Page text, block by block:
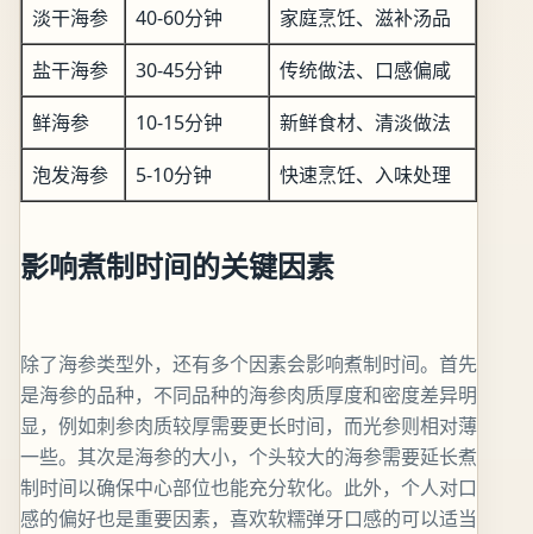
淡干海参
40-60分钟
家庭烹饪、滋补汤品
盐干海参
30-45分钟
传统做法、口感偏咸
鲜海参
10-15分钟
新鲜食材、清淡做法
泡发海参
5-10分钟 快速烹饪、入味处理
影响煮制时间的关键因素
除了海参类型外，还有多个因素会影响煮制时间。首先
是海参的品种，不同品种的海参肉质厚度和密度差异明
显，例如刺参肉质较厚需要更长时间，而光参则相对薄
一些。其次是海参的大小，个头较大的海参需要延长煮
制时间以确保中心部位也能充分软化。此外，个人对口
感的偏好也是重要因素，喜欢软糯弹牙口感的可以适当